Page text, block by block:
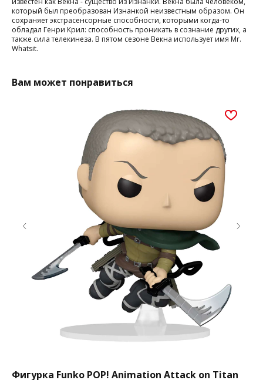
который был преобразован Изнанкой неизвестным образом. Он
сохраняет экстрасенсорные способности, которыми когда-то
обладал Генри Крил: способность проникать в сознание других, а
также сила телекинеза. В пятом сезоне Векна использует имя Mr.
Whatsit.
Вам может понравиться
Фигурка Funko POP! Animation Attack on Titan